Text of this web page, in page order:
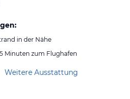
in der Nähe
Minuten zum Flughafen
Weitere Ausstattung